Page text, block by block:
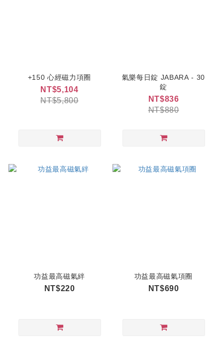
+150 心經磁力項圈
NT$5,104
NT$5,800
氣樂每日錠 JABARA - 30
錠
NT$836
NT$880
功益最高磁氣絆
NT$220
功益最高磁氣項圈
NT$690